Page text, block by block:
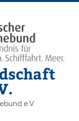
e.V.